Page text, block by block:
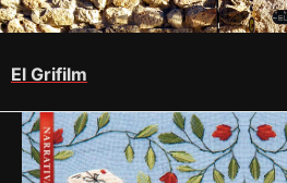
El Grifilm